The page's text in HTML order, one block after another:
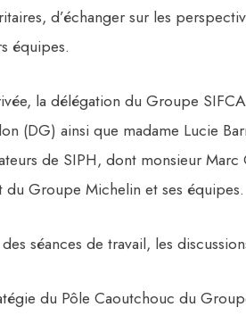
d’échanger sur les
équipes.
la délégation du Groupe
(DG) ainsi que madame Lucie
de SIPH, dont monsieur
du Groupe Michelin et ses équipes.
séances de travail, les
du Pôle Caoutchouc du